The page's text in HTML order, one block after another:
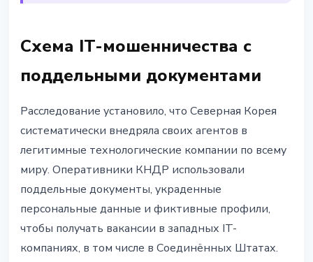
Схема IT-мошенничества с
поддельными документами
Расследование установило, что Северная Корея
систематически внедряла своих агентов в
легитимные технологические компании по всему
миру. Оперативники КНДР использовали
поддельные документы, украденные
персональные данные и фиктивные профили,
чтобы получать вакансии в западных IT-
компаниях, в том числе в Соединённых Штатах.